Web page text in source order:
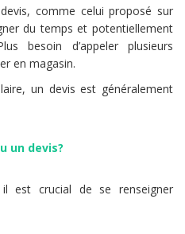
comme celui proposé sur
du temps et potentiellement
besoin d’appeler plusieurs
en magasin.
un devis est généralement
un devis?
est crucial de se renseigner